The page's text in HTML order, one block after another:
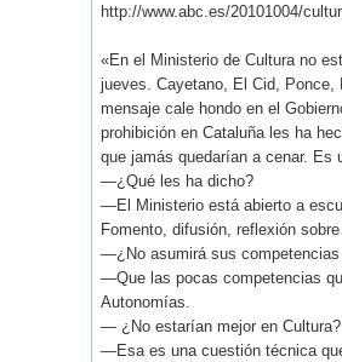
http://www.abc.es/20101004/
«En el Ministerio de Cultura no
jueves. Cayetano, El Cid, Ponce,
mensaje cale hondo en el
prohibición en Cataluña les ha
que jamás quedarían a cenar. Es
—¿Qué les ha dicho?
—El Ministerio está abierto a
Fomento, difusión, reflexión
—¿No asumirá sus competencias
—Que las pocas competencias
Autonomías.
— ¿No estarían mejor en Cultura?
—Esa es una cuestión técnica